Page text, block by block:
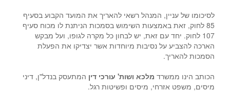
לסיכומו של עניין, המנהל רשאי להאריך את המועד הקבוע בסעיף
85 לחוק, זאת באמצעות השימוש בסמכות הניתנת לו מכוח סעיף
107 לחוק. יחד עם זאת, יש לבחון כל מקרה לגופו, ועל מבקש
הארכה להצביע על נסיבות מיוחדות אשר יצדיקו את הפעלת
הסמכות להאריך.
הכותב הינו ממשרד מלכא ושות' עורכי דין המתעסק בנדל"ן, דיני
מיסים, משפט אזרחי, מיסים ופשיטות רגל.